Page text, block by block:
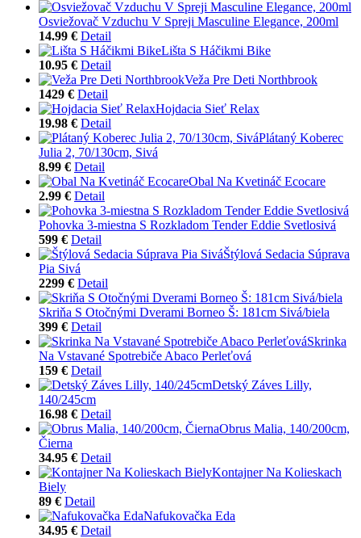
Osviežovač Vzduchu V Spreji Masculine Elegance, 200ml
14.99 € Detail
Lišta S Háčikmi Bike
10.95 € Detail
Veža Pre Deti Northbrook
1429 € Detail
Hojdacia Sieť Relax
19.98 € Detail
Plátaný Koberec
Julia 2, 70/130cm, Sivá
8.99 € Detail
Obal Na Kvetináč Ecocare
2.99 € Detail
Pohovka 3-miestna S Rozkladom Tender Eddie Svetlosivá
599 € Detail
Štýlová Sedacia Súprava
Pia Sivá
2299 € Detail
Skriňa S Otočnými Dverami Borneo Š: 181cm Sivá/biela
399 € Detail
Skrinka
Na Vstavané Spotrebiče Abaco Perleťová
159 € Detail
Detský Záves Lilly,
140/245cm
16.98 € Detail
Obrus Malia, 140/200cm,
Čierna
34.95 € Detail
Kontajner Na Kolieskach
Biely
89 € Detail
Nafukovačka Eda
34.95 € Detail